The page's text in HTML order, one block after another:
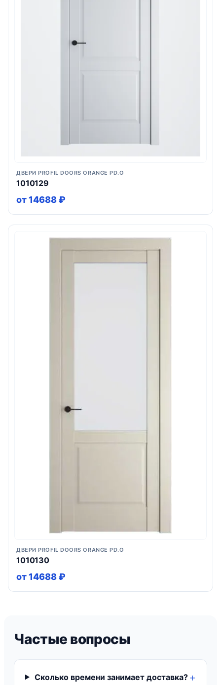
ДВЕРИ PROFIL DOORS ORANGE PD.O
1010129
от 14688 ₽
ДВЕРИ PROFIL DOORS ORANGE PD.O
1010130
от 14688 ₽
Частые вопросы
Сколько времени занимает доставка?